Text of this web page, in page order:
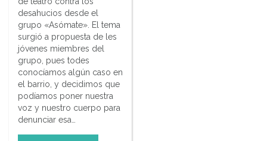
desahucios desde el
grupo «Asómate». El tema
surgió a propuesta de les
jóvenes miembres del
grupo, pues todes
conocíamos algún caso en
el barrio, y decidimos que
podíamos poner nuestra
voz y nuestro cuerpo para
denunciar esa…